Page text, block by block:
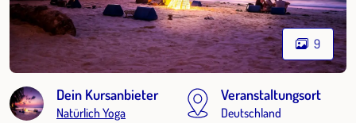
9
Dein Kursanbieter
Natürlich Yoga
Veranstaltungsort
Deutschland